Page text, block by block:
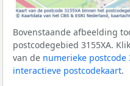
Bovenstaande afbeelding
postcodegebied 3155XA.
van de numerieke postcode
interactieve postcodekaart.